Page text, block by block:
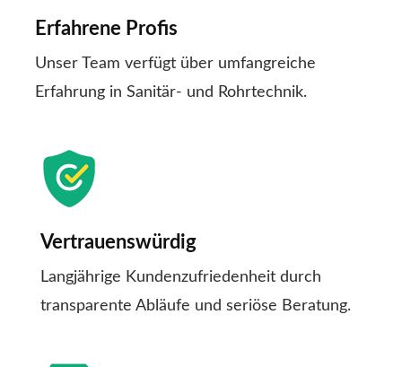
Erfahrene Profis
Unser Team verfügt über umfangreiche
Erfahrung in Sanitär- und Rohrtechnik.
Vertrauenswürdig
Langjährige Kundenzufriedenheit durch
transparente Abläufe und seriöse Beratung.